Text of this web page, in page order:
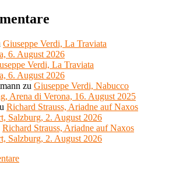
Giuseppe Verdi, La Traviata
6. August 2026
Verdi, La Traviata
6. August 2026
zu Giuseppe Verdi, Nabucco
Arena di Verona, 16. August 2025
Richard Strauss, Ariadne auf Naxos
Salzburg, 2. August 2026
Richard Strauss, Ariadne auf Naxos
Salzburg, 2. August 2026